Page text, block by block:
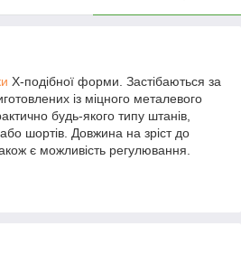
Х-подібної форми. Застібаються за
із міцного металевого
будь-якого типу штанів,
шортів. Довжина на зріст до
є можливість регулювання.